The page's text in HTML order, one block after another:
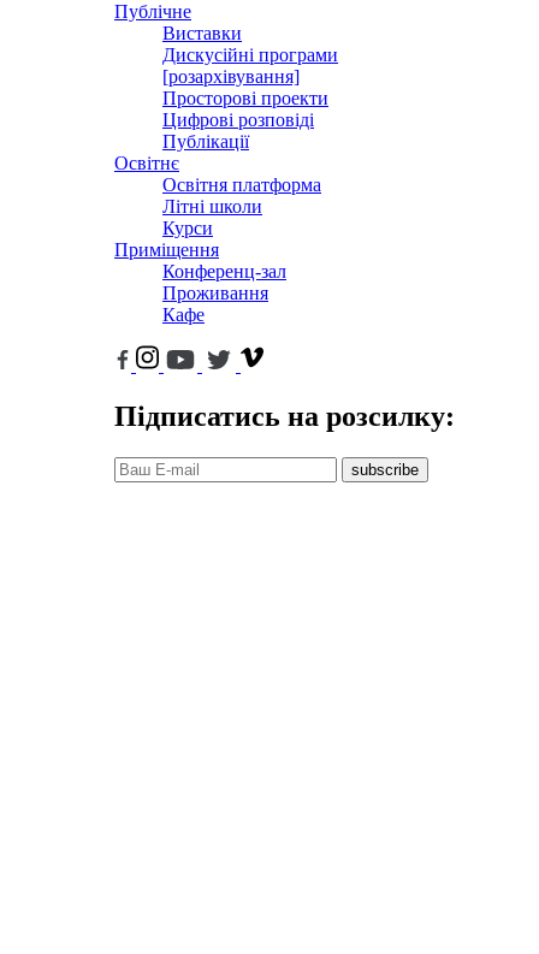
Публічне
Виставки
Дискусійні програми
[розархівування]
Просторові проекти
Цифрові розповіді
Публікації
Освітнє
Освітня платформа
Літні школи
Курси
Приміщення
Конференц-зал
Проживання
Кафе
Підписатись на розсилку:
subscribe